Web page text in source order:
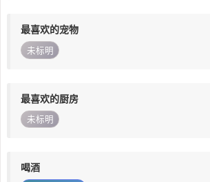
最喜欢的宠物
未标明
最喜欢的厨房
未标明
喝酒